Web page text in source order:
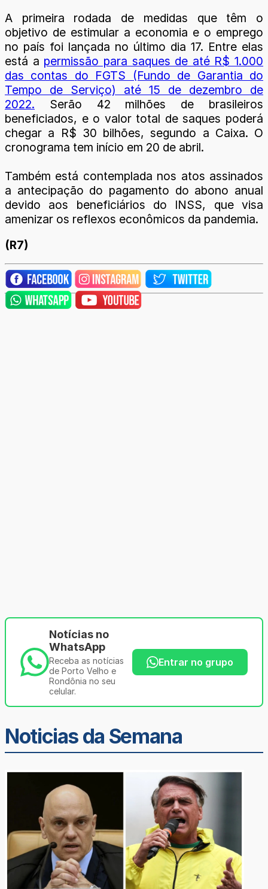
A primeira rodada de medidas que têm o
objetivo de estimular a economia e o emprego
no país foi lançada no último dia 17. Entre elas
está a permissão para saques de até R$ 1.000
das contas do FGTS (Fundo de Garantia do
Tempo de Serviço) até 15 de dezembro de
2022. Serão 42 milhões de brasileiros
beneficiados, e o valor total de saques poderá
chegar a R$ 30 bilhões, segundo a Caixa. O
cronograma tem início em 20 de abril.
Também está contemplada nos atos assinados
a antecipação do pagamento do abono anual
devido aos beneficiários do INSS, que visa
amenizar os reflexos econômicos da pandemia.
(R7)
Notícias no
WhatsApp
Receba as notícias
de Porto Velho e
Rondônia no seu
celular.
Entrar no grupo
Noticias da Semana